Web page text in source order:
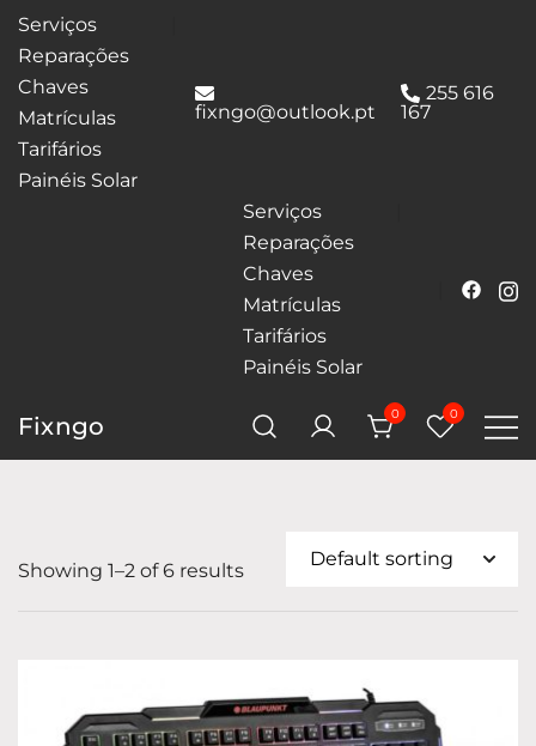
Serviços
Reparações
Chaves
Matrículas
Tarifários
Painéis Solar
fixngo@outlook.pt
255 616
167
Serviços
Reparações
Chaves
Matrículas
Tarifários
Painéis Solar
Fixngo 0 0
Showing 1–2 of 6 results